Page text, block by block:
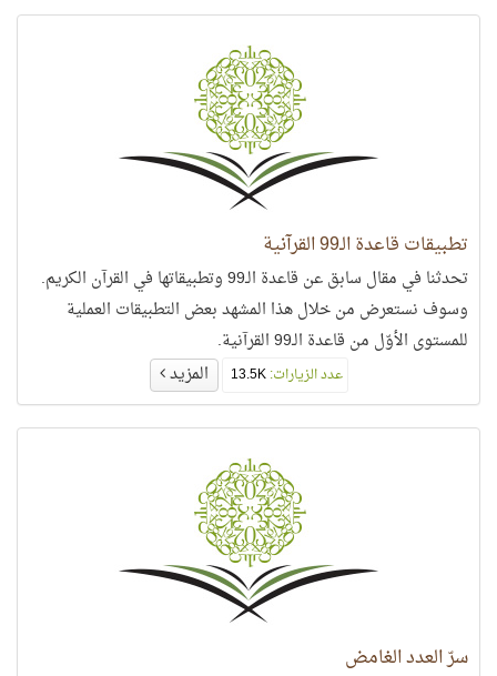
تطبيقات قاعدة الـ99 القرآنية
تحدثنا في مقال سابق عن قاعدة الـ99 وتطبيقاتها في القرآن الكريم.
وسوف نستعرض من خلال هذا المشهد بعض التطبيقات العملية
للمستوى الأوّل من قاعدة الـ99 القرآنية.
عدد الزيارات:13.5K المزيد
سرّ العدد الغامض